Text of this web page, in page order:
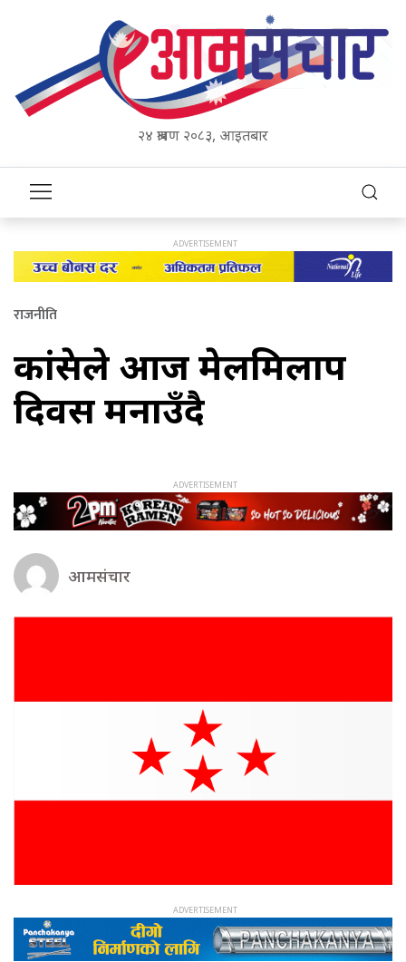
२४ श्रावण २०८३, आइतबार
राजनीति
कांग्रेसले आज मेलमिलाप
दिवस मनाउँदै
आमसंचार